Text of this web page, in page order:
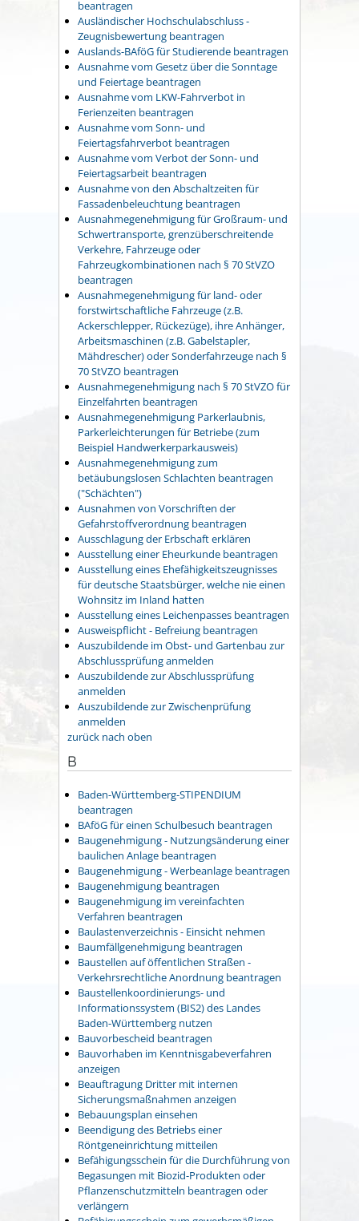
beantragen
Ausländischer Hochschulabschluss -
Zeugnisbewertung beantragen
Auslands-BAföG für Studierende beantragen
Ausnahme vom Gesetz über die Sonntage
und Feiertage beantragen
Ausnahme vom LKW-Fahrverbot in
Ferienzeiten beantragen
Ausnahme vom Sonn- und
Feiertagsfahrverbot beantragen
Ausnahme vom Verbot der Sonn- und
Feiertagsarbeit beantragen
Ausnahme von den Abschaltzeiten für
Fassadenbeleuchtung beantragen
Ausnahmegenehmigung für Großraum- und
Schwertransporte, grenzüberschreitende
Verkehre, Fahrzeuge oder
Fahrzeugkombinationen nach § 70 StVZO
beantragen
Ausnahmegenehmigung für land- oder
forstwirtschaftliche Fahrzeuge (z.B.
Ackerschlepper, Rückezüge), ihre Anhänger,
Arbeitsmaschinen (z.B. Gabelstapler,
Mähdrescher) oder Sonderfahrzeuge nach §
70 StVZO beantragen
Ausnahmegenehmigung nach § 70 StVZO für
Einzelfahrten beantragen
Ausnahmegenehmigung Parkerlaubnis,
Parkerleichterungen für Betriebe (zum
Beispiel Handwerkerparkausweis)
Ausnahmegenehmigung zum
betäubungslosen Schlachten beantragen
("Schächten")
Ausnahmen von Vorschriften der
Gefahrstoffverordnung beantragen
Ausschlagung der Erbschaft erklären
Ausstellung einer Eheurkunde beantragen
Ausstellung eines Ehefähigkeitszeugnisses
für deutsche Staatsbürger, welche nie einen
Wohnsitz im Inland hatten
Ausstellung eines Leichenpasses beantragen
Ausweispflicht - Befreiung beantragen
Auszubildende im Obst- und Gartenbau zur
Abschlussprüfung anmelden
Auszubildende zur Abschlussprüfung
anmelden
Auszubildende zur Zwischenprüfung
anmelden
zurück nach oben
B
Baden-Württemberg-STIPENDIUM
beantragen
BAföG für einen Schulbesuch beantragen
Baugenehmigung - Nutzungsänderung einer
baulichen Anlage beantragen
Baugenehmigung - Werbeanlage beantragen
Baugenehmigung beantragen
Baugenehmigung im vereinfachten
Verfahren beantragen
Baulastenverzeichnis - Einsicht nehmen
Baumfällgenehmigung beantragen
Baustellen auf öffentlichen Straßen -
Verkehrsrechtliche Anordnung beantragen
Baustellenkoordinierungs- und
Informationssystem (BIS2) des Landes
Baden-Württemberg nutzen
Bauvorbescheid beantragen
Bauvorhaben im Kenntnisgabeverfahren
anzeigen
Beauftragung Dritter mit internen
Sicherungsmaßnahmen anzeigen
Bebauungsplan einsehen
Beendigung des Betriebs einer
Röntgeneinrichtung mitteilen
Befähigungsschein für die Durchführung von
Begasungen mit Biozid-Produkten oder
Pflanzenschutzmitteln beantragen oder
verlängern